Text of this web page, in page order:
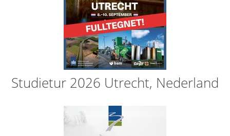
Studietur 2026 Utrecht, Nederland